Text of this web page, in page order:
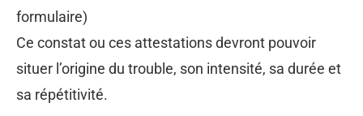
formulaire)
Ce constat ou ces attestations devront pouvoir
situer l’origine du trouble, son intensité, sa durée et
sa répétitivité.